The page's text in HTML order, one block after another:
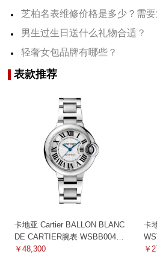
芝柏名表维修价格是多少？需
男生过生日送什么礼物合适？
轻奢女包品牌有哪些？
表款推荐
卡地亚 Cartier BALLON BLANC
DE CARTIER腕表 WSBB0044
机械
￥48,300
卡
￥